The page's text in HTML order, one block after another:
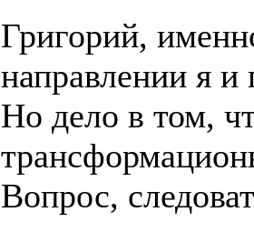
Григорий,
направлении я и
Но дело в том,
Вопрос,